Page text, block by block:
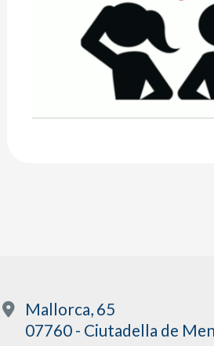
Mallorca, 65
07760 - Ciutadella de